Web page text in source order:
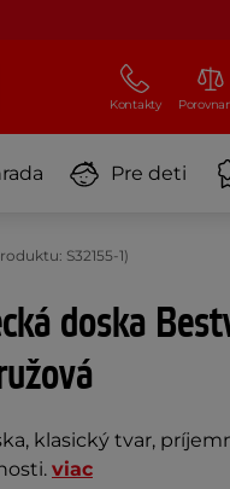
Kontakty
Pre deti
S32155-1)
doska
klasický tvar,
viac